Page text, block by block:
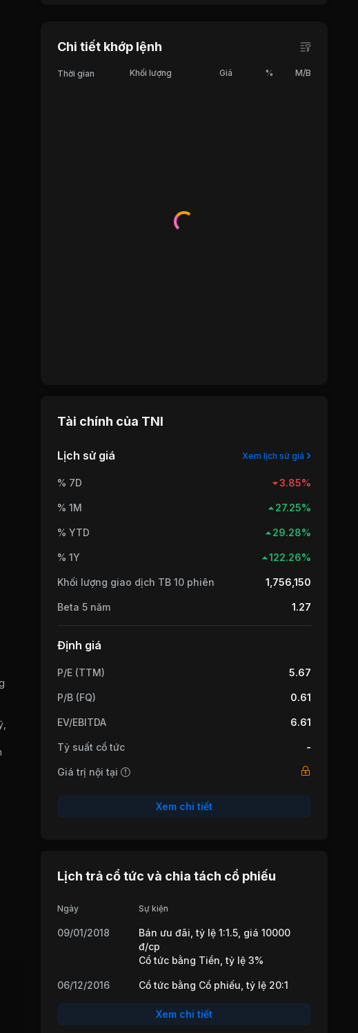
Chi tiết khớp lệnh
Thời gian Khối lượng Giá % M/B
Tài chính của TNI
Lịch sử giá Xem lịch sử giá
% 7D 3.85%
% 1M 27.25%
% YTD 29.28%
% 1Y 122.26%
Khối lượng giao dịch TB 10 phiên 1,756,150
Beta 5 năm 1.27
Định giá
P/E (TTM) 5.67
P/B (FQ) 0.61
EV/EBITDA 6.61
Tỷ suất cổ tức -
Giá trị nội tại
Xem chi tiết
Lịch trả cổ tức và chia tách cổ phiếu
Ngày Sự kiện
09/01/2018
Bán ưu đãi, tỷ lệ 1:1.5, giá 10000
đ/cp
Cổ tức bằng Tiền, tỷ lệ 3%
06/12/2016 Cổ tức bằng Cổ phiếu, tỷ lệ 20:1
Xem chi tiết